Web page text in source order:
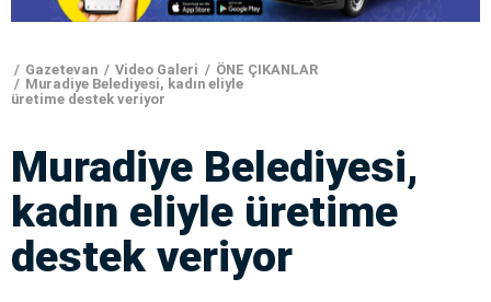
Gazetevan Video Galeri
ÖNE ÇIKANLAR
Muradiye Belediyesi, kadın eliyle
üretime destek veriyor
Muradiye Belediyesi,
kadın eliyle üretime
destek veriyor